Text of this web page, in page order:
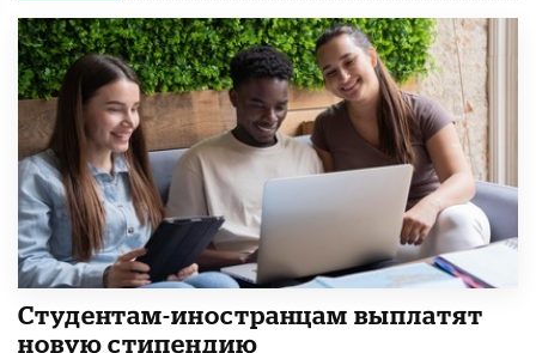
Студентам-иностранцам выплатят
новую стипендию